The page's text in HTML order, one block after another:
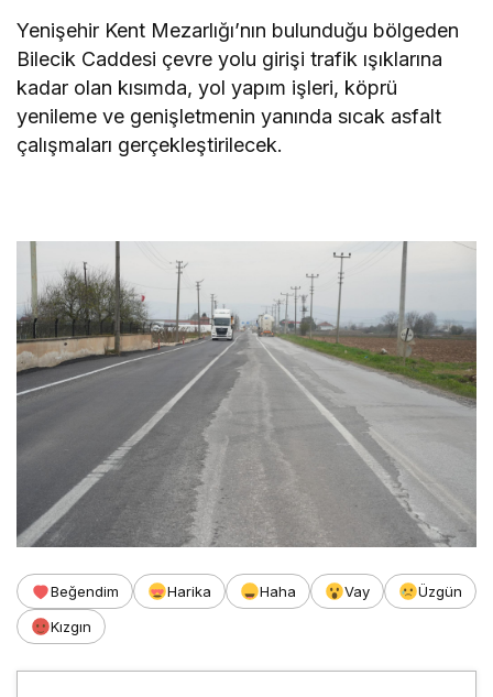
Yenişehir Kent Mezarlığı’nın bulunduğu bölgeden
Bilecik Caddesi çevre yolu girişi trafik ışıklarına
kadar olan kısımda, yol yapım işleri, köprü
yenileme ve genişletmenin yanında sıcak asfalt
çalışmaları gerçekleştirilecek.
Beğendim Harika Haha Vay
Üzgün
Kızgın